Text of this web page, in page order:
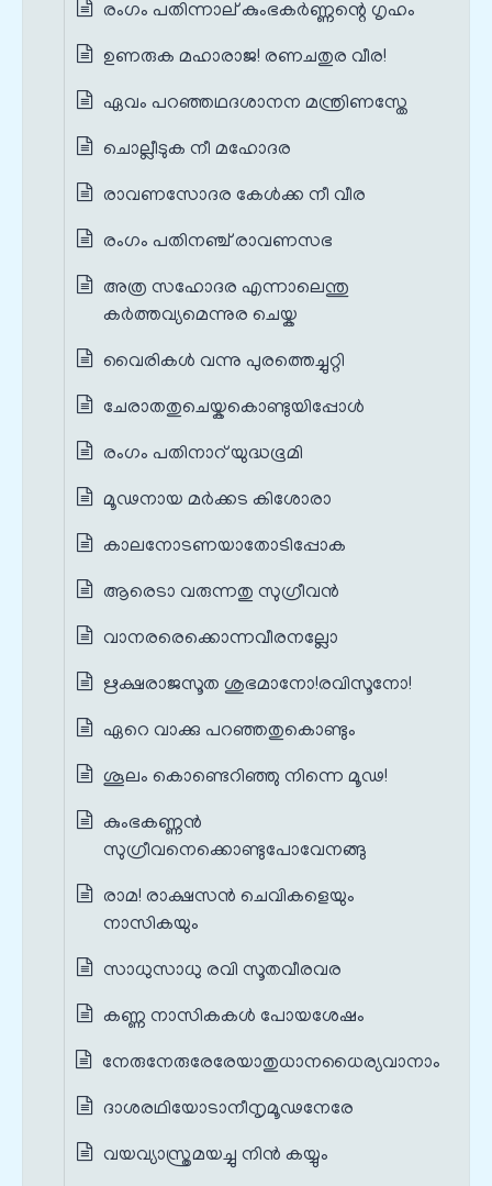
രംഗം പതിന്നാല് കുംഭകർണ്ണന്റെ ഗൃഹം
ഉണരുക മഹാരാജ! രണചതുര വീര!
ഏവം പറഞ്ഞഥദശാനന മന്ത്രിണസ്തേ
ചൊല്ലീടുക നീ മഹോദര
രാവണസോദര കേൾക്ക നീ വീര
രംഗം പതിനഞ്ച് രാവണസഭ
അത്ര സഹോദര എന്നാലെന്തു
കർത്തവ്യമെന്നുര ചെയ്ക
വൈരികൾ വന്നു പുരത്തെച്ചുറ്റി
ചേരാതതുചെയ്കകൊണ്ടുയിപ്പോൾ
രംഗം പതിനാറ് യുദ്ധഭൂമി
മൂഢനായ മർക്കട കിശോരാ
കാലനോടണയാതോടിപ്പോക
ആരെടാ വരുന്നതു സുഗ്രീവൻ
വാനരരെക്കൊന്നവീരനല്ലോ
ഋക്ഷരാജസൂത ശുഭമാനോ!രവിസൂനോ!
ഏറെ വാക്കു പറഞ്ഞതുകൊണ്ടും
ശൂലം കൊണ്ടെറിഞ്ഞു നിന്നെ മൂഢ!
കുംഭകണ്ണൻ
സുഗ്രീവനെക്കൊണ്ടുപോവേനങ്ങു
രാമ! രാക്ഷസൻ ചെവികളെയും
നാസികയും
സാധുസാധു രവി സൂതവീരവര
കണ്ണ നാസികകൾ പോയശേഷം
നേരുനേരുരേരേയാതുധാനധൈര്യവാനാം
ദാശരഥിയോടാനീനൃമൂഢനേരേ
വയവ്യാസ്ത്രമയച്ചു നിൻ കയ്യും